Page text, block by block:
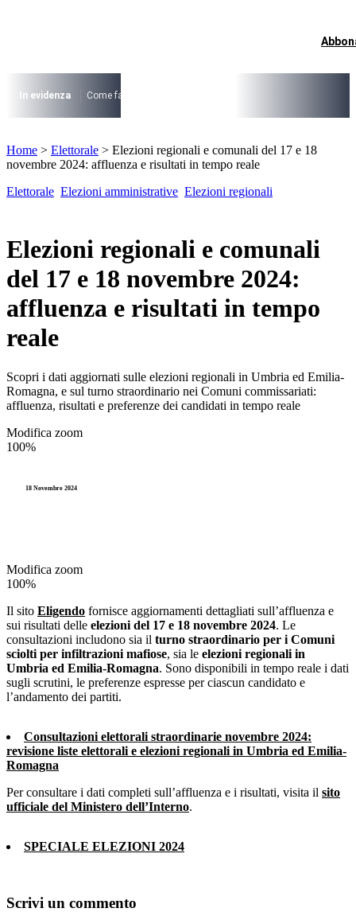
I più cercati
Lorem ipsum dolor sit amet consectetur
Lorem ipsum dolor sit amet consectetur
In evidenza Come fare per …
Lorem ipsum dolor sit amet consectetur
Home > Elettorale > Elezioni regionali e comunali del 17 e 18
novembre 2024: affluenza e risultati in tempo reale
Elettorale Elezioni amministrative Elezioni regionali
Elezioni regionali e comunali
del 17 e 18 novembre 2024:
affluenza e risultati in tempo
reale
Scopri i dati aggiornati sulle elezioni regionali in Umbria ed Emilia-
Romagna, e sul turno straordinario nei Comuni commissariati:
affluenza, risultati e preferenze dei candidati in tempo reale
Modifica zoom
100%
18 Novembre 2024
Modifica zoom
100%
Il sito Eligendo fornisce aggiornamenti dettagliati sull’affluenza e
sui risultati delle elezioni del 17 e 18 novembre 2024. Le
consultazioni includono sia il turno straordinario per i Comuni
sciolti per infiltrazioni mafiose, sia le elezioni regionali in
Umbria ed Emilia-Romagna. Sono disponibili in tempo reale i dati
sugli scrutini, le preferenze espresse per ciascun candidato e
l’andamento dei partiti.
Consultazioni elettorali straordinarie novembre 2024:
revisione liste elettorali e elezioni regionali in Umbria ed Emilia-
Romagna
Per consultare i dati completi sull’affluenza e i risultati, visita il sito
ufficiale del Ministero dell’Interno.
SPECIALE ELEZIONI 2024
Scrivi un commento